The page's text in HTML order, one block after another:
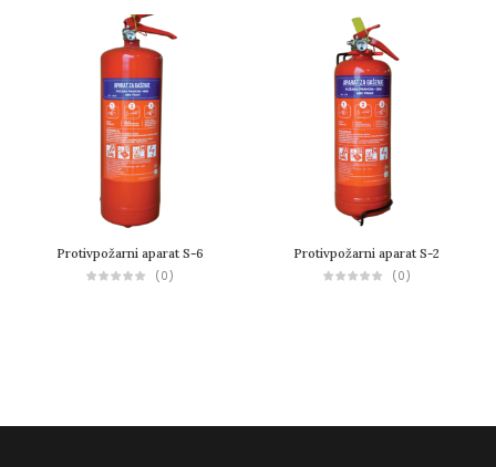
Protivpožarni aparat S-6
(0)
Protivpožarni aparat S-2
(0)